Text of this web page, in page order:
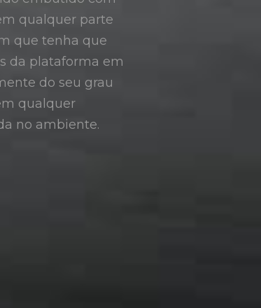
qualquer parte
que tenha que
da plataforma em
do seu grau
qualquer
no ambiente.